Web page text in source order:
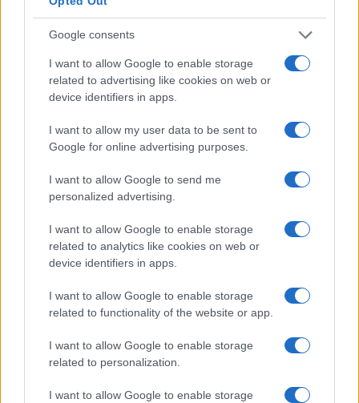
Google consents
I want to allow Google to enable storage
related to advertising like cookies on web or
device identifiers in apps.
I want to allow my user data to be sent to
Google for online advertising purposes.
I want to allow Google to send me
personalized advertising.
I want to allow Google to enable storage
related to analytics like cookies on web or
device identifiers in apps.
I want to allow Google to enable storage
related to functionality of the website or app.
I want to allow Google to enable storage
related to personalization.
I want to allow Google to enable storage
INVERSIONES
Las mejores alternativas de Robinhood